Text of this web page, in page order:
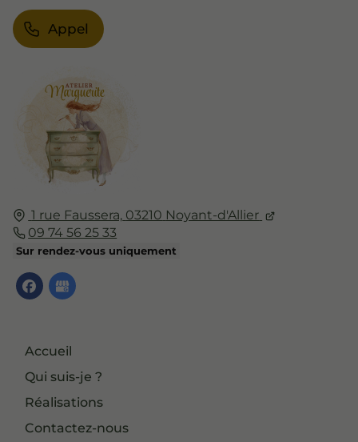
1 rue Faussera, 03210 Noyant-d'Allier
09 74 56 25 33
Sur rendez-vous uniquement
Accueil
Qui suis-je ?
Réalisations
Contactez-nous
Appel